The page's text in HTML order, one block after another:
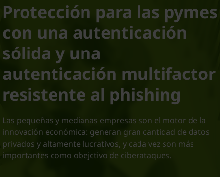
Protección para las pymes
con una autenticación
sólida y una
autenticación multifactor
resistente al phishing
Las pequeñas y medianas empresas son el motor de la
innovación económica: generan gran cantidad de datos
privados y altamente lucrativos, y cada vez son más
importantes como obejctivo de ciberataques.